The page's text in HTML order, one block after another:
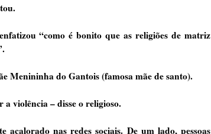
“como é bonito que as religiões de matriz
Menininha do Gantois (famosa mãe de santo).
violência – disse o religioso.
nas redes sociais. De um lado, pessoas